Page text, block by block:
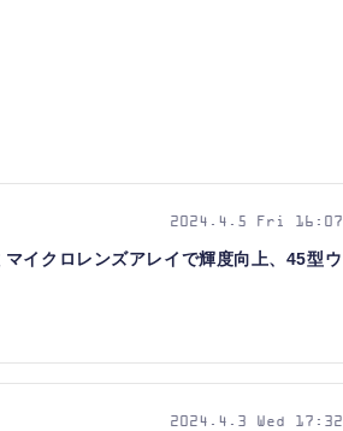
イクロレンズアレイで輝度向上、45型ウ
2024.4.5 Fri 16:07
2024.4.3 Wed 17:32